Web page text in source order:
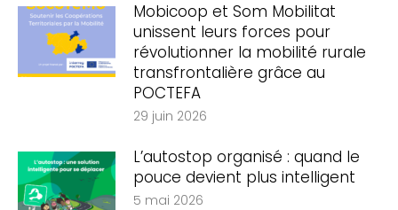
Mobicoop et Som Mobilitat
unissent leurs forces pour
révolutionner la mobilité rurale
transfrontalière grâce au
POCTEFA
29 juin 2026
L’autostop organisé : quand le
pouce devient plus intelligent
5 mai 2026